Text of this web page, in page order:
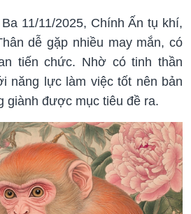
11/11/2025, Chính Ấn tụ khí,
dễ gặp nhiều may mắn, có
tiến chức. Nhờ có tinh thần
năng lực làm việc tốt nên bản
giành được mục tiêu đề ra.